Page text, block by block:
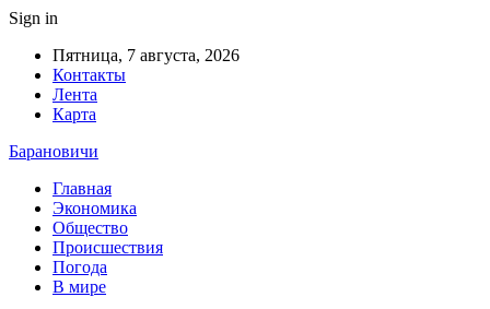
Sign in
Пятница, 7 августа, 2026
Контакты
Лента
Карта
Барановичи
Главная
Экономика
Общество
Происшествия
Погода
В мире